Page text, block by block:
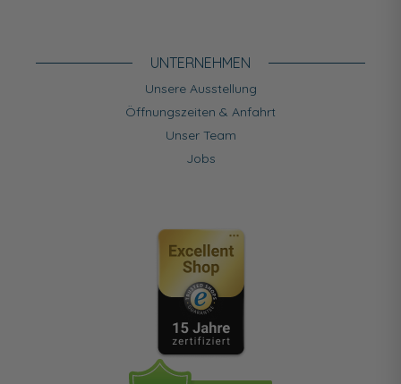
UNTERNEHMEN
Unsere Ausstellung
Öffnungszeiten & Anfahrt
Unser Team
Jobs